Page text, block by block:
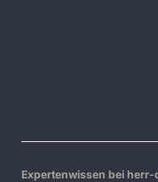
Expertenwissen bei